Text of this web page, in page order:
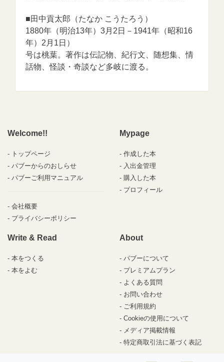
■田中貢太郎（たなか こうたろう）
1880年（明治13年）3月2日－1941年（昭和16
年）2月1日）
号は桃葉。著作は伝記物、紀行文、随想集、情
話物、怪談・奇談など多岐に渡る。
Welcome!!
トップページ
パブーからのおしらせ
パブーご利用マニュアル
会社概要
プライバシーポリシー
Mypage
作成した本
入出金管理
購入した本
プロフィール
Write & Read
本をつくる
本をよむ
About
パブーについて
プレミアムプラン
よくある質問
お問い合わせ
ご利用規約
Cookieの使用について
メディア掲載情報
特定商取引法に基づく表記